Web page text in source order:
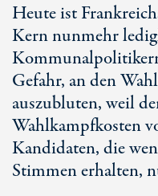
Heute ist
Kern nunmehr
Gefahr, an den
auszubluten, weil
Wahlkampfkosten
Kandidaten, die
Stimmen erhalten,